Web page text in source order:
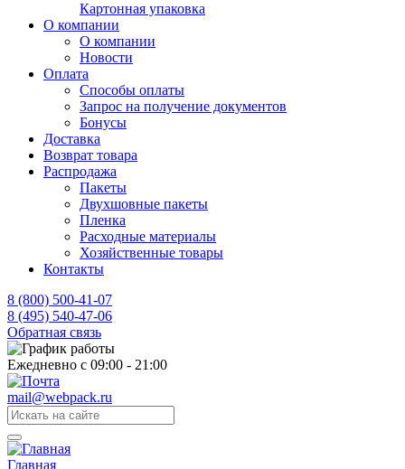
Картонная упаковка
О компании
О компании
Новости
Оплата
Способы оплаты
Запрос на получение документов
Бонусы
Доставка
Возврат товара
Распродажа
Пакеты
Двухшовные пакеты
Пленка
Расходные материалы
Хозяйственные товары
Контакты
8 (800) 500-41-07
8 (495) 540-47-06
Обратная связь
Ежедневно с 09:00 - 21:00
mail@webpack.ru
Главная